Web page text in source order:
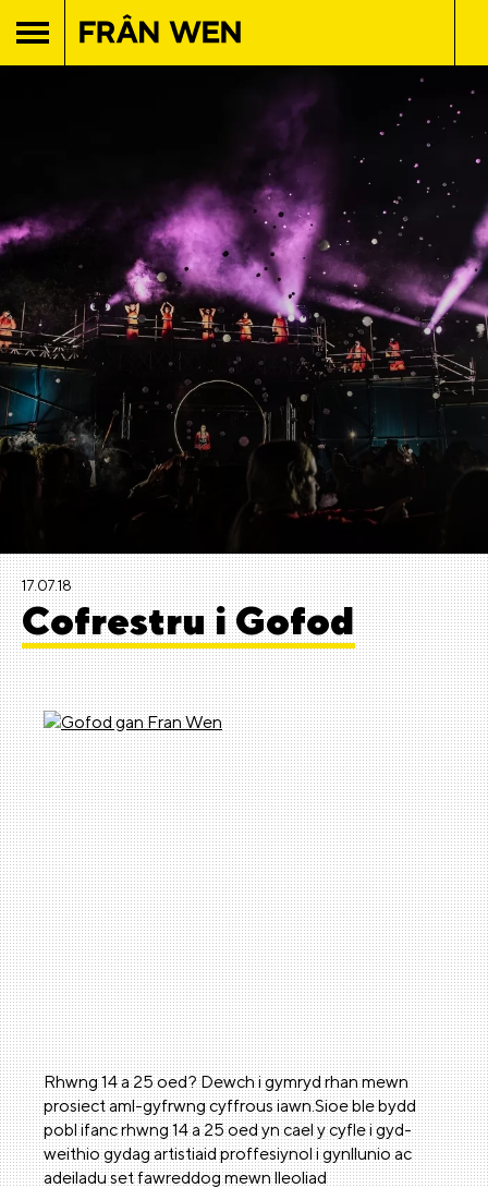
17.07.18
Cofrestru i Gofod
Rhwng 14 a 25 oed? Dewch i gymryd rhan mewn
prosiect aml-gyfrwng cyffrous iawn.Sioe ble bydd
pobl ifanc rhwng 14 a 25 oed yn cael y cyfle i gyd-
weithio gydag artistiaid proffesiynol i gynllunio ac
adeiladu set fawreddog mewn lleoliad